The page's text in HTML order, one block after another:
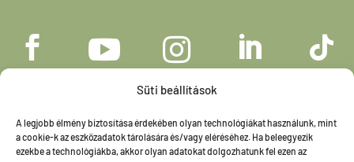
Süti beállítások
A legjobb élmény biztosítása érdekében olyan technológiákat használunk, mint
a cookie-k az eszközadatok tárolására és/vagy eléréséhez. Ha beleegyezik
ezekbe a technológiákba, akkor olyan adatokat dolgozhatunk fel ezen az
    